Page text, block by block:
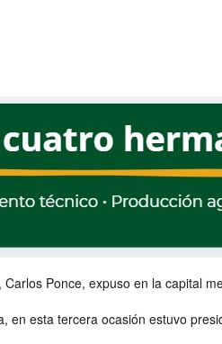
Ponce, expuso en la capital
esta tercera ocasión estuvo